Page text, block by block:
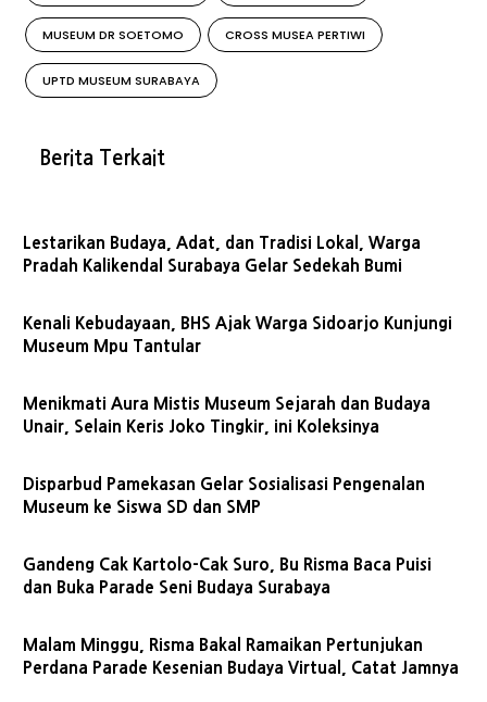
MUSEUM DR SOETOMO CROSS MUSEA PERTIWI
UPTD MUSEUM SURABAYA
Berita Terkait
Lestarikan Budaya, Adat, dan Tradisi Lokal, Warga
Pradah Kalikendal Surabaya Gelar Sedekah Bumi
Kenali Kebudayaan, BHS Ajak Warga Sidoarjo Kunjungi
Museum Mpu Tantular
Menikmati Aura Mistis Museum Sejarah dan Budaya
Unair, Selain Keris Joko Tingkir, ini Koleksinya
Disparbud Pamekasan Gelar Sosialisasi Pengenalan
Museum ke Siswa SD dan SMP
Gandeng Cak Kartolo-Cak Suro, Bu Risma Baca Puisi
dan Buka Parade Seni Budaya Surabaya
Malam Minggu, Risma Bakal Ramaikan Pertunjukan
Perdana Parade Kesenian Budaya Virtual, Catat Jamnya